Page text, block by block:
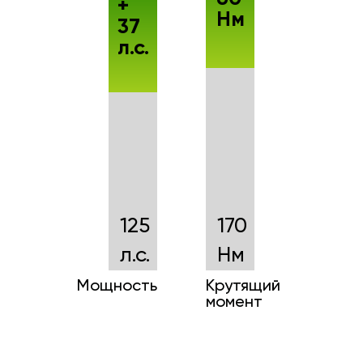
125
л.с.
Мощность
+
37
л.с.
170
Нм
Крутящий
момент
Нм